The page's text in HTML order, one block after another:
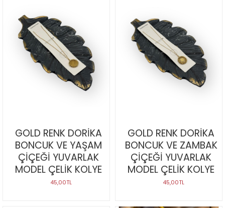
GOLD RENK DORİKA
BONCUK VE YAŞAM
ÇİÇEĞİ YUVARLAK
MODEL ÇELİK KOLYE
45,00TL
GOLD RENK DORİKA
BONCUK VE ZAMBAK
ÇİÇEĞİ YUVARLAK
MODEL ÇELİK KOLYE
45,00TL